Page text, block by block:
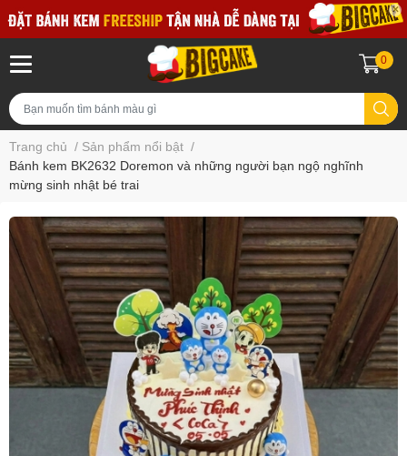
0
Trang chủ / Sản phẩm nổi bật /
Bánh kem BK2632 Doremon và những người bạn ngộ nghĩnh
mừng sinh nhật bé trai